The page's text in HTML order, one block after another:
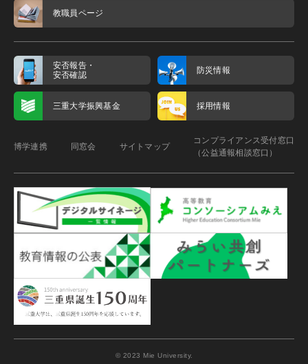
教職員ページ
安否報告・
安否確認
防災情報
三重大学振興基金 採用情報
博学連携 同窓会 サイトマップ
コンプライアンス受付窓口
（公益通報相談窓口）
© 2023 Mie University.